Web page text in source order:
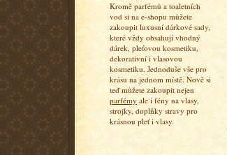
Kromě parfémů a toaletních
vod si na e-shopu můžete
zakoupit luxusní dárkové sady,
které vždy obsahují vhodný
dárek, pleťovou kosmetiku,
dekorativní i vlasovou
kosmetiku. Jednoduše vše pro
krásu na jednom místě. Nově si
teď můžete zakoupit nejen
parfémy ale i fény na vlasy,
strojky, doplňky stravy pro
krásnou pleť i vlasy.